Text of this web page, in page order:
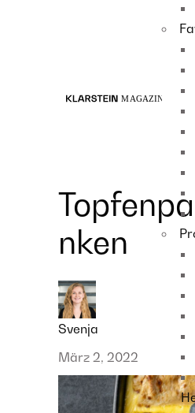
nken
Svenja
März 2, 2022